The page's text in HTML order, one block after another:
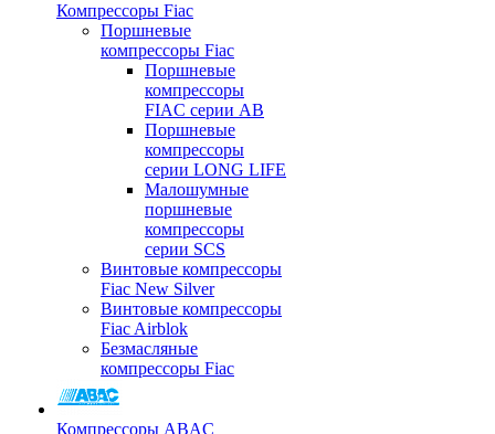
Компрессоры Fiac
Поршневые
компрессоры Fiac
Поршневые
компрессоры
FIAC серии AB
Поршневые
компрессоры
серии LONG LIFE
Малошумные
поршневые
компрессоры
серии SCS
Винтовые компрессоры
Fiac New Silver
Винтовые компрессоры
Fiac Airblok
Безмасляные
компрессоры Fiac
Компрессоры ABAC